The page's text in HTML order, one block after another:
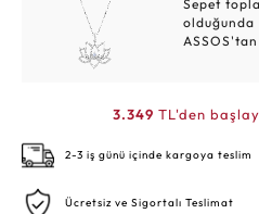
Sepet
olduğunda
3.349 TL'den
2-3 iş günü içinde kargoya teslim
Ücretsiz ve Sigortalı Teslimat